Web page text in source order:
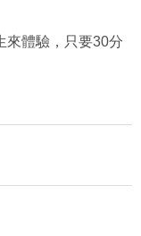
來體驗，只要30分